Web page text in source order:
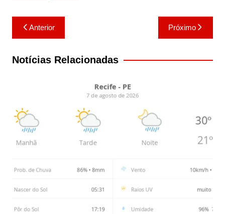
Navegação
de
Post
Anterior Próximo
Notícias Relacionadas